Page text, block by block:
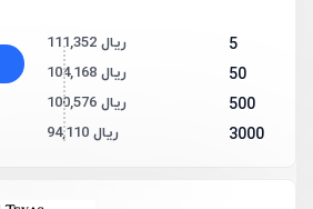
5 111,352 ریال
50 104,168 ریال
500 100,576 ریال
3000 94,110 ریال